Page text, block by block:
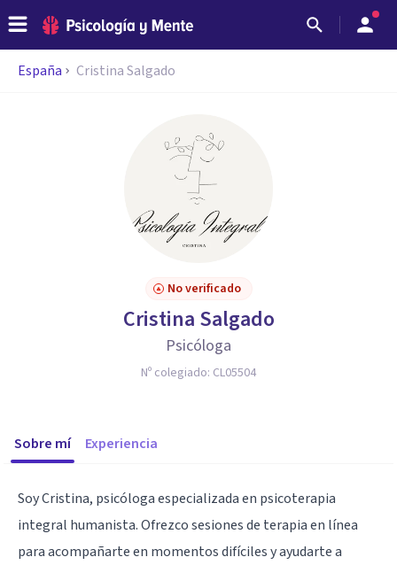
España Cristina Salgado
No verificado
Cristina Salgado
Psicóloga
Nº colegiado: CL05504
Sobre mí Experiencia
Soy Cristina, psicóloga especializada en psicoterapia
integral humanista. Ofrezco sesiones de terapia en línea
para acompañarte en momentos difíciles y ayudarte a